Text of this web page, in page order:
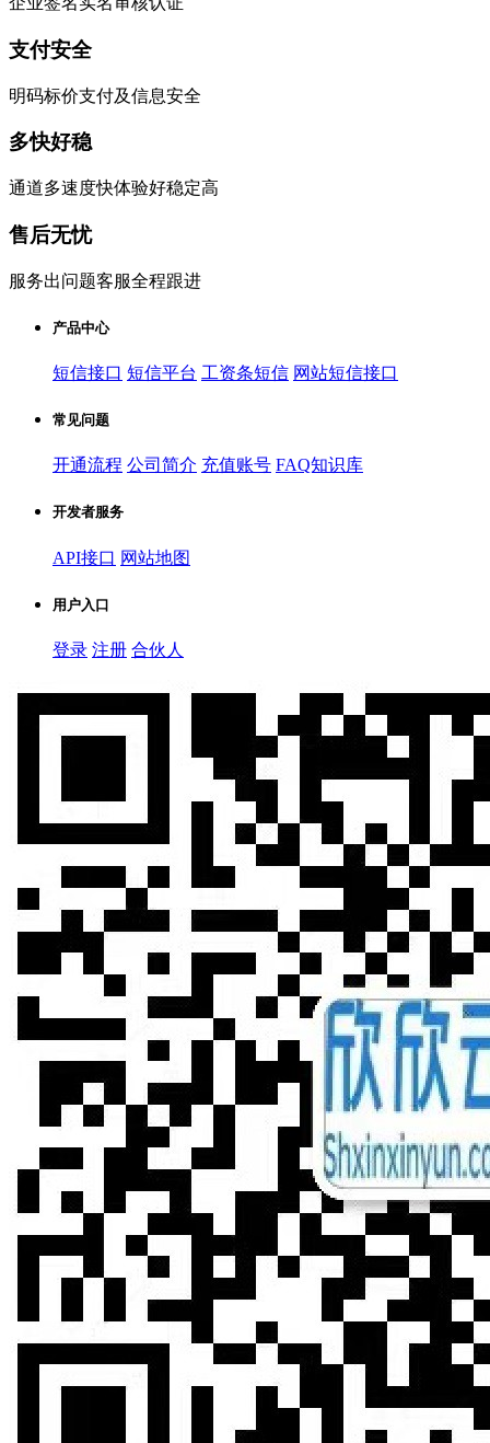
支付安全
明码标价支付及信息安全
多快好稳
通道多速度快体验好稳定高
售后无忧
服务出问题客服全程跟进
产品中心
短信接口 短信平台 工资条短信 网站短信接口
常见问题
开通流程 公司简介 充值账号 FAQ知识库
开发者服务
API接口 网站地图
用户入口
登录 注册 合伙人